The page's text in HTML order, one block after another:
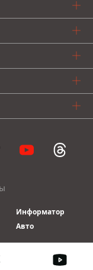
Информатор
Авто